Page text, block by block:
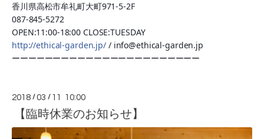
香川県高松市牟礼町大町971-5-2F
087-845-5272
OPEN:11:00-18:00 CLOSE:TUESDAY
http://ethical-garden.jp/ / info@ethical-garden.jp
ーーーーーーーーーーーーーーーーーーーーーーー
2018 /03 / 11 10:00
【臨時休業のお知らせ】